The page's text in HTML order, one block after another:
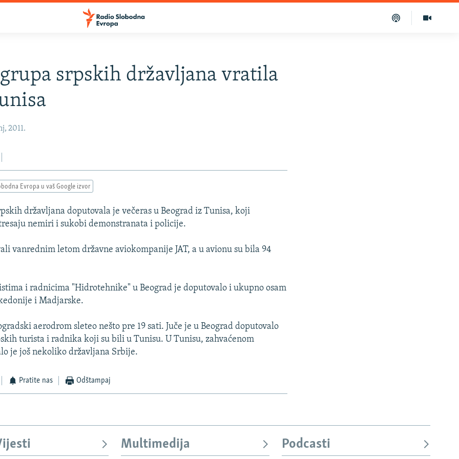
srpskih državljana vratila
2011.
Evropa u vaš Google izvor
državljana doputovala je večeras u Beograd iz Tunisa, koji
nemiri i sukobi demonstranata i policije.
vanrednim letom državne aviokompanije JAT, a u avionu su bila 94
i radnicima "Hidrotehnike" u Beograd je doputovalo i ukupno osam
i Madjarske.
aerodrom sleteo nešto pre 19 sati. Juče je u Beograd doputovalo
turista i radnika koji su bili u Tunisu. U Tunisu, zahvaćenom
je još nekoliko državljana Srbije.
Pratite nas Odštampaj
Multimedija Podcasti